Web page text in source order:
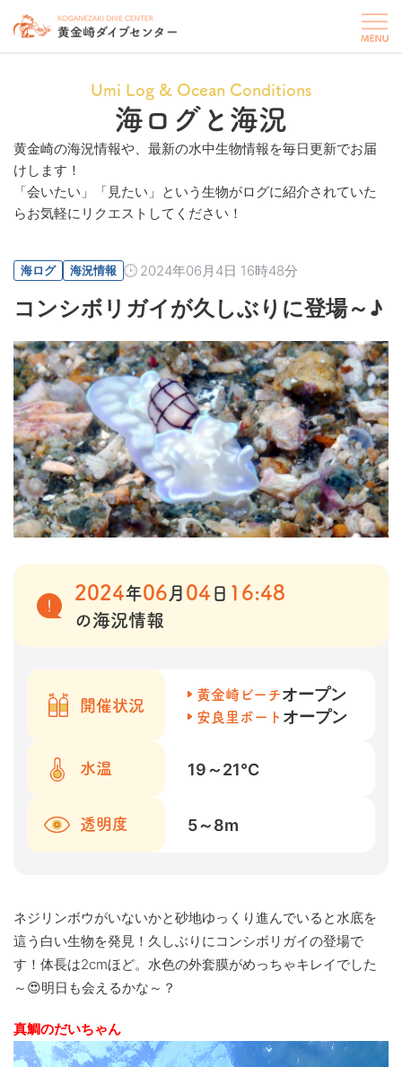
Umi Log & Ocean Conditions
海ログと海況
黄金崎の海況情報や、最新の水中生物情報を毎日更新でお届
けします！
「会いたい」「見たい」という生物がログに紹介されていた
らお気軽にリクエストしてください！
海ログ 海況情報 2024年06月4日 16時48分
コンシボリガイが久しぶりに登場～♪
2024年06 月 04 日 16:48
の海況情報
開催状況
黄金崎ビーチオープン
安良里ボート オープン
水温 19～21℃
透明度 5～8m
ネジリンボウがいないかと砂地ゆっくり進んでいると水底を
這う白い生物を発見！久しぶりにコンシボリガイの登場で
す！体長は2cmほど。水色の外套膜がめっちゃキレイでした
～😍明日も会えるかな～？
真鯛のだいちゃん